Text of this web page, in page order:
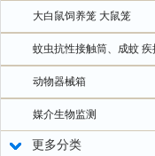
大白鼠饲养笼 大鼠笼
蚊虫抗性接触筒、成蚊 疾
动物器械箱
媒介生物监测
更多分类